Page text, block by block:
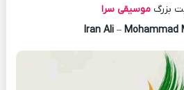
بزرگ موسیقی سرا
Iran Ali – Mohammad